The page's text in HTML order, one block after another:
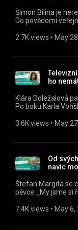
Šimon Bilina je
Do povědomí
Alex a host. Umělecký směr prý nabíral už v dětství. „Už
pro sebe, a pak se
těžkou událost.
2.7K views • May
ho
Klára Doležalová
Po boku Karla
poklad Anežky České. Poslouchejte Alex a host jako
Sledujte nás na
https://
3.6K views • May
Od
navíc
Štefan Margita se
pěvce. „My jsme si
sílu? A já jí řekl, že
7.4K views • May 6,